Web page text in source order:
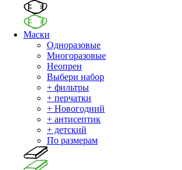
Маски
Одноразовые
Многоразовые
Неопрен
Выбери набор
+ фильтры
+ перчатки
+ Новогодний
+ антисептик
+ детский
По размерам